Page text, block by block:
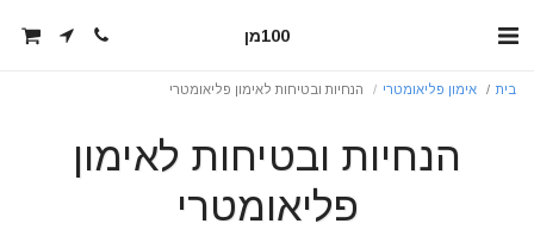
100מן
בית אימון פליאומטרי הנחיות ובטיחות לאימון פליאומטרי
הנחיות ובטיחות לאימון
פליאומטרי